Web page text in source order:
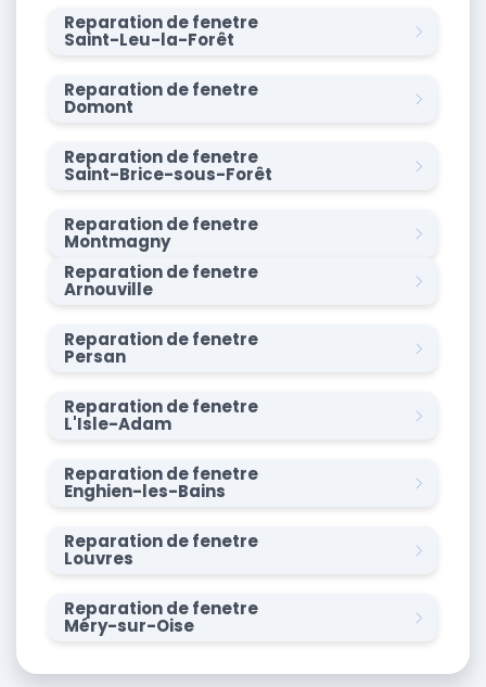
Reparation de fenetre
Saint-Leu-la-Forêt
Reparation de fenetre
Domont
Reparation de fenetre
Saint-Brice-sous-Forêt
Reparation de fenetre
Montmagny
Reparation de fenetre
Arnouville
Reparation de fenetre
Persan
Reparation de fenetre
L'Isle-Adam
Reparation de fenetre
Enghien-les-Bains
Reparation de fenetre
Louvres
Reparation de fenetre
Méry-sur-Oise